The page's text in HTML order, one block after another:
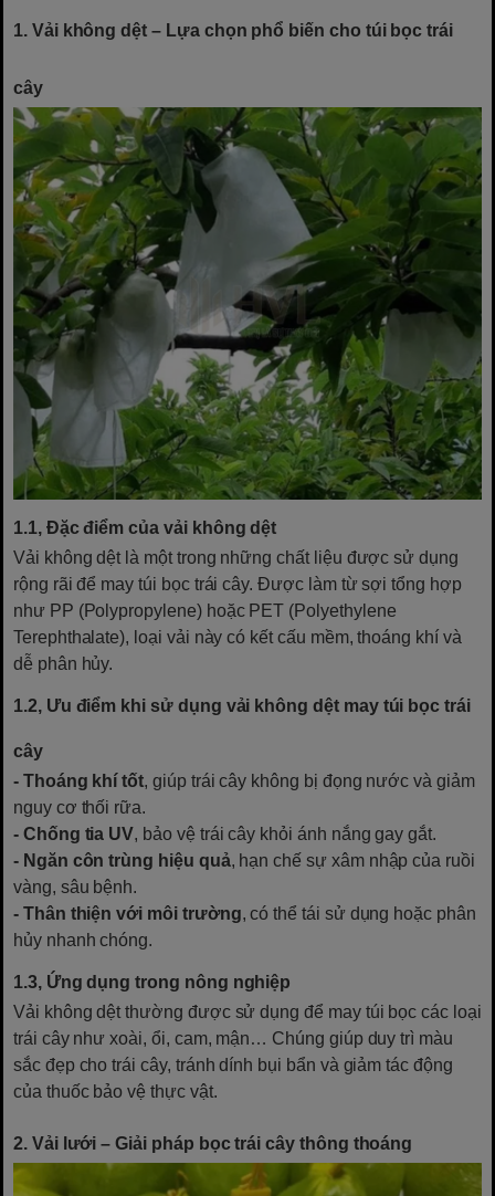
1. Vải không dệt – Lựa chọn phổ biến cho túi bọc trái
cây
1.1, Đặc điểm của vải không dệt
Vải không dệt là một trong những chất liệu được sử dụng
rộng rãi để may túi bọc trái cây. Được làm từ sợi tổng hợp
như PP (Polypropylene) hoặc PET (Polyethylene
Terephthalate), loại vải này có kết cấu mềm, thoáng khí và
dễ phân hủy.
1.2, Ưu điểm khi sử dụng vải không dệt may túi bọc trái
cây
- Thoáng khí tốt, giúp trái cây không bị đọng nước và giảm
nguy cơ thối rữa.
- Chống tia UV, bảo vệ trái cây khỏi ánh nắng gay gắt.
- Ngăn côn trùng hiệu quả, hạn chế sự xâm nhập của ruồi
vàng, sâu bệnh.
- Thân thiện với môi trường, có thể tái sử dụng hoặc phân
hủy nhanh chóng.
1.3, Ứng dụng trong nông nghiệp
Vải không dệt thường được sử dụng để may túi bọc các loại
trái cây như xoài, ổi, cam, mận… Chúng giúp duy trì màu
sắc đẹp cho trái cây, tránh dính bụi bẩn và giảm tác động
của thuốc bảo vệ thực vật.
2. Vải lưới – Giải pháp bọc trái cây thông thoáng